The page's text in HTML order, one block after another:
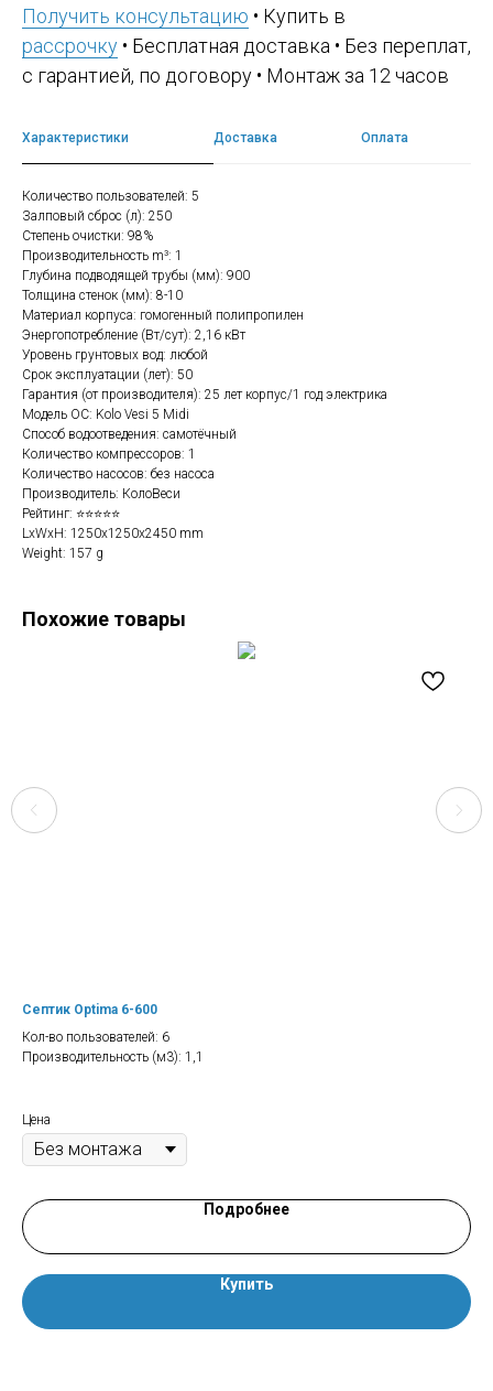
Получить консультацию • Купить в
рассрочку • Бесплатная доставка • Без переплат,
с гарантией, по договору • Монтаж за 12 часов
Характеристики Доставка Оплата
Количество пользователей: 5
Залповый сброс (л): 250
Степень очистки: 98%
Производительность m³: 1
Глубина подводящей трубы (мм): 900
Толщина стенок (мм): 8-10
Материал корпуса: гомогенный полипропилен
Энергопотребление (Вт/сут): 2,16 кВт
Уровень грунтовых вод: любой
Срок эксплуатации (лет): 50
Гарантия (от производителя): 25 лет корпус/1 год электрика
Модель ОС: Kolo Vesi 5 Midi
Способ водоотведения: самотёчный
Количество компрессоров: 1
Количество насосов: без насоса
Производитель: КолоВеси
Рейтинг: ⭐⭐⭐⭐⭐
LxWxH: 1250x1250x2450 mm
Weight: 157 g
Похожие товары
Септик Optima 6-600
Кол-во пользователей: 6
Производительность (м3): 1,1
Цена
Подробнее
Купить